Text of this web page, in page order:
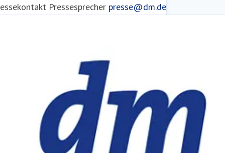
Pressesprecher presse@dm.de